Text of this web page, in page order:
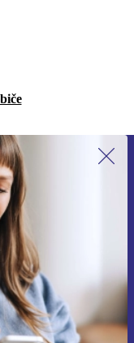
newsletter!
v našich